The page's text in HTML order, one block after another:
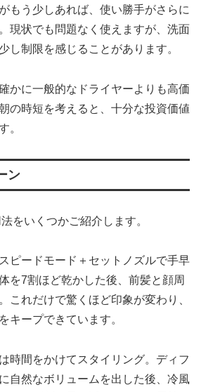
もう少しあれば、使い勝手がさらに
現状でも問題なく使えますが、洗面
し制限を感じることがあります。
かに一般的なドライヤーよりも高価
の時短を考えると、十分な投資価値
。
ン
をいくつかご紹介します。
ピードモード＋セットノズルで手早
を7割ほど乾かした後、前髪と顔周
これだけで驚くほど印象が変わり、
キープできています。
時間をかけてスタイリング。ディフ
自然なボリュームを出した後、冷風